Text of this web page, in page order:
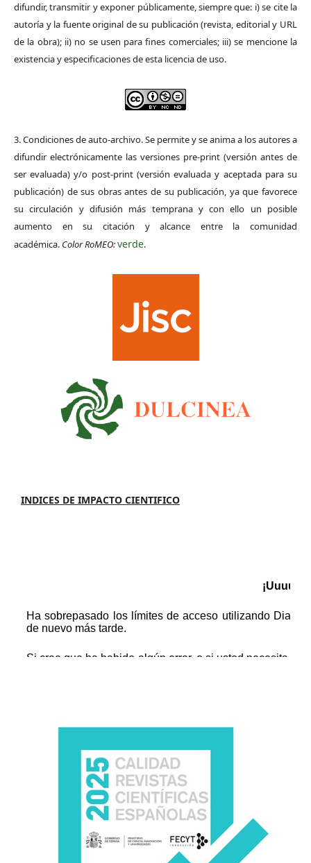
difundir, transmitir y exponer públicamente, siempre que: i) se cite la
autoría y la fuente original de su publicación (revista, editorial y URL
de la obra); ii) no se usen para fines comerciales; iii) se mencione la
existencia y especificaciones de esta licencia de uso.
3. Condiciones de auto-archivo. Se permite y se anima a los autores a
difundir electrónicamente las versiones pre-print (versión antes de
ser evaluada) y/o post-print (versión evaluada y aceptada para su
publicación) de sus obras antes de su publicación, ya que favorece
su circulación y difusión más temprana y con ello un posible
aumento en su citación y alcance entre la comunidad
académica. Color RoMEO:verde.
INDICES DE IMPACTO CIENTIFICO